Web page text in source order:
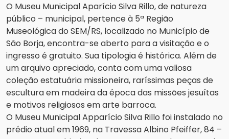
O Museu Municipal Aparício Silva Rillo, de natureza
público – municipal, pertence à 5ª Região
Museológica do SEM/RS, localizado no Município de
São Borja, encontra-se aberto para a visitação e o
ingresso é gratuito. Sua tipologia é histórica. Além de
um arquivo apreciado, conta com uma valiosa
coleção estatuária missioneira, raríssimas peças de
escultura em madeira da época das missões jesuítas
e motivos religiosos em arte barroca.
O Museu Municipal Apparício Silva Rillo foi instalado no
prédio atual em 1969, na Travessa Albino Pfeiffer, 84 –